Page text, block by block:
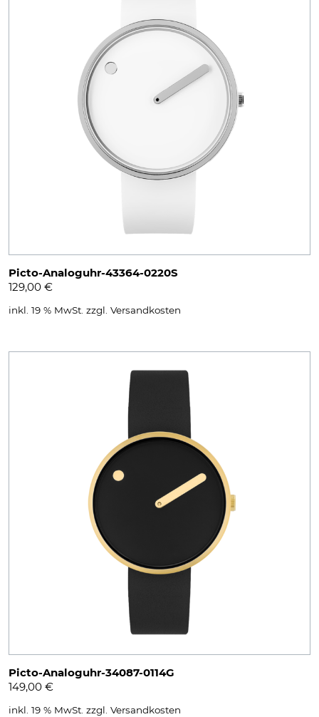
Picto-Analoguhr-43364-0220S
129,00 €
inkl. 19 % MwSt. zzgl. Versandkosten
Picto-Analoguhr-34087-0114G
149,00 €
inkl. 19 % MwSt. zzgl. Versandkosten